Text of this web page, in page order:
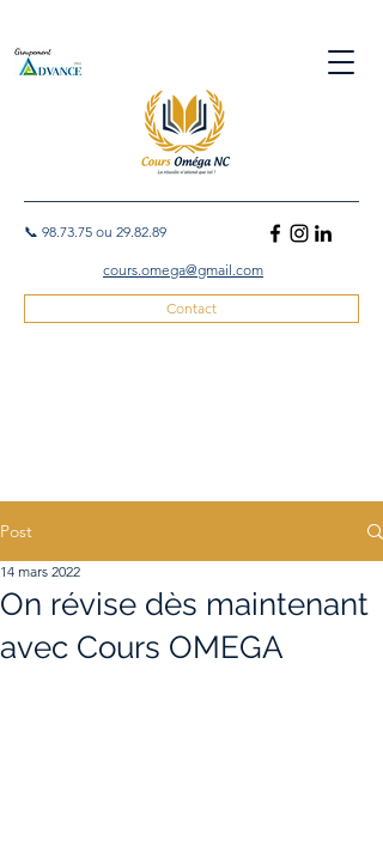
📞 98.73.75 ou 29.82.89
cours.omega@gmail.com
Contact
Post
On révise dès maintenant
avec Cours OMEGA
14 mars 2022